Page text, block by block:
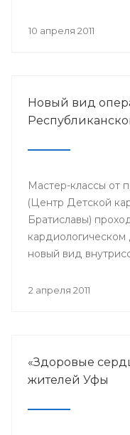
Российского
10 апреля 2011
Новый вид
Мастер-классы от
(Центр Детской
Братиславы)
новый вид
показательных
2 апреля 2011
«Здоровые
жителей Уфы